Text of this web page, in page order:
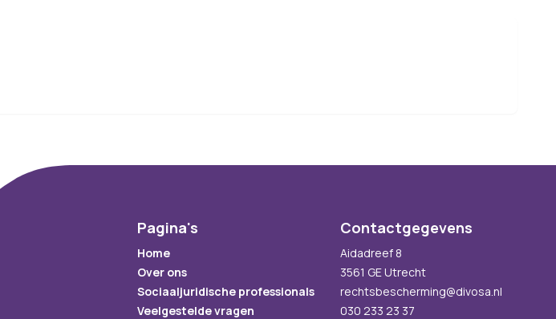
Pagina's
Home
Over ons
Sociaaljuridische professionals
Veelgestelde vragen
Contactgegevens
Aidadreef 8
3561 GE Utrecht
rechtsbescherming@divosa.nl
030 233 23 37